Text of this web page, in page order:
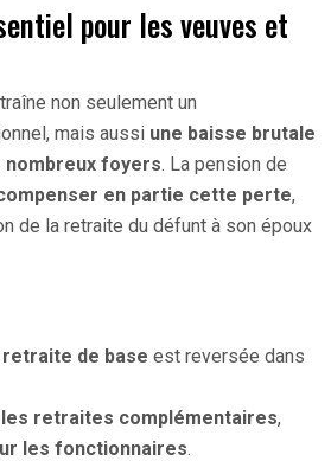
pour les veuves et
non seulement un
mais aussi une baisse brutale
nombreux foyers. La pension de
en partie cette perte,
de la retraite du défunt à son époux
retraite de base est reversée dans
les retraites complémentaires,
les fonctionnaires.